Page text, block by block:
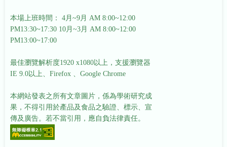
本場上班時間： 4月~9月 AM 8:00~12:00
PM13:30~17:30 10月~3月 AM 8:00~12:00
PM13:00~17:00
最佳瀏覽解析度1920 x1080以上，支援瀏覽器
IE 9.0以上、Firefox 、Google Chrome
本網站發表之所有文章圖片，係為學術研究成
果，不得引用於產品及食品之驗證、標示、宣
傳及廣告。若不當引用，應自負法律責任。